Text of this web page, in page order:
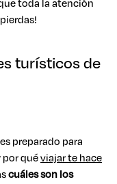
toda la atención
turísticos de
preparado para
por quéviajar te hace
cuáles son los